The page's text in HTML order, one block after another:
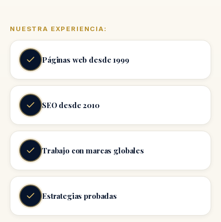
NUESTRA EXPERIENCIA:
Páginas web desde 1999
SEO desde 2010
Trabajo con marcas globales
Estrategias probadas